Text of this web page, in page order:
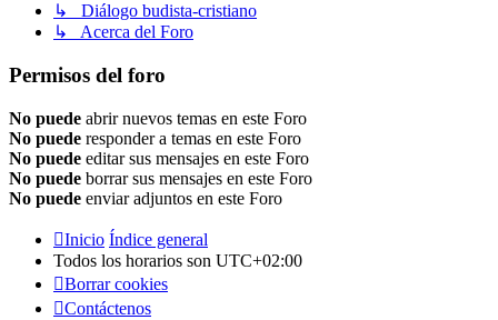
↳ Diálogo budista-cristiano
↳ Acerca del Foro
Permisos del foro
No puede abrir nuevos temas en este Foro
No puede responder a temas en este Foro
No puede editar sus mensajes en este Foro
No puede borrar sus mensajes en este Foro
No puede enviar adjuntos en este Foro
Inicio Índice general
Todos los horarios son UTC+02:00
Borrar cookies
Contáctenos